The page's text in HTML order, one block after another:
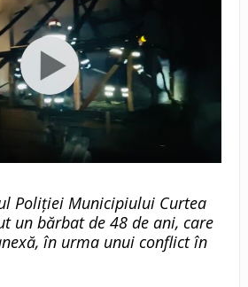
Poliției Municipiului Curtea
un bărbat de 48 de ani, care
în urma unui conflict în